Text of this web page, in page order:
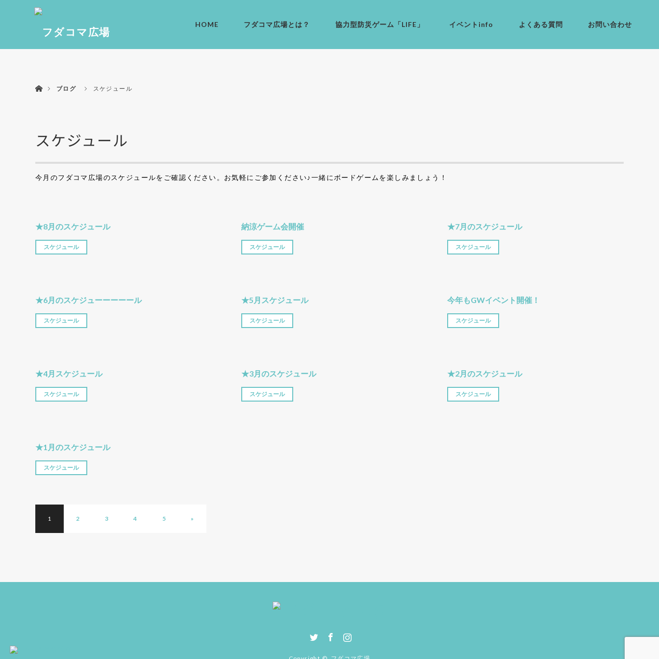
HOME フダコマ広場とは？ 協力型防災ゲーム「LIFE」 イベントinfo よくある質問 お問い合わせ
ブログ
スケジュール
スケジュール
今月のフダコマ広場のスケジュールをご確認ください。お気軽にご参加ください♪一緒にボードゲームを楽しみましょう！
★8月のスケジュール
スケジュール
納涼ゲーム会開催
スケジュール
★7月のスケジュール
スケジュール
★6月のスケジューーーーール
スケジュール
★5月スケジュール
スケジュール
今年もGWイベント開催！
スケジュール
★4月スケジュール
スケジュール
★3月のスケジュール
スケジュール
★2月のスケジュール
スケジュール
★1月のスケジュール
スケジュール
1 2 3 4 5 »